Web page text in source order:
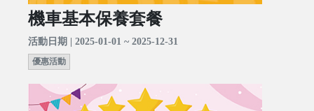
機車基本保養套餐
活動日期 | 2025-01-01 ~ 2025-12-31
優惠活動